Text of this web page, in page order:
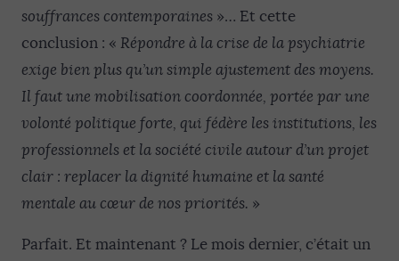
souffrances contemporaines »… Et cette
conclusion : « Répondre à la crise de la psychiatrie
exige bien plus qu’un simple ajustement des moyens.
Il faut une mobilisation coordonnée, portée par une
volonté politique forte, qui fédère les institutions, les
professionnels et la société civile autour d’un projet
clair : replacer la dignité humaine et la santé
mentale au cœur de nos priorités. »
Parfait. Et maintenant ? Le mois dernier, c’était un